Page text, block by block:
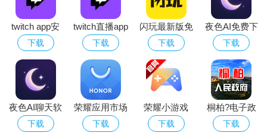
Twitch直播怎么看中文？
twitch app安
卓正版下载
2026官方最新
版
下载
twitch直播app
中文版下载
2026安卓免费
版
下载
闪玩最新版免
费下载
下载
夜色AI免费下
载手机版
下载
夜色AI聊天软
件下载2026最
下载
荣耀应用市场
(荣耀应用商
下载
荣耀小游戏
app
下载
桐柏?电子政
务app
下载